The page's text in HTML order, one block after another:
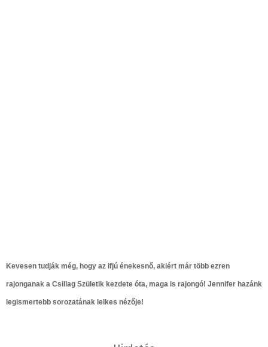
Kevesen tudják még, hogy az ifjú énekesnő, akiért már több ezren
rajonganak a Csillag Születik kezdete óta, maga is rajongó! Jennifer hazánk
legismertebb sorozatának lelkes nézője!